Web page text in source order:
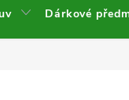
Dárkové